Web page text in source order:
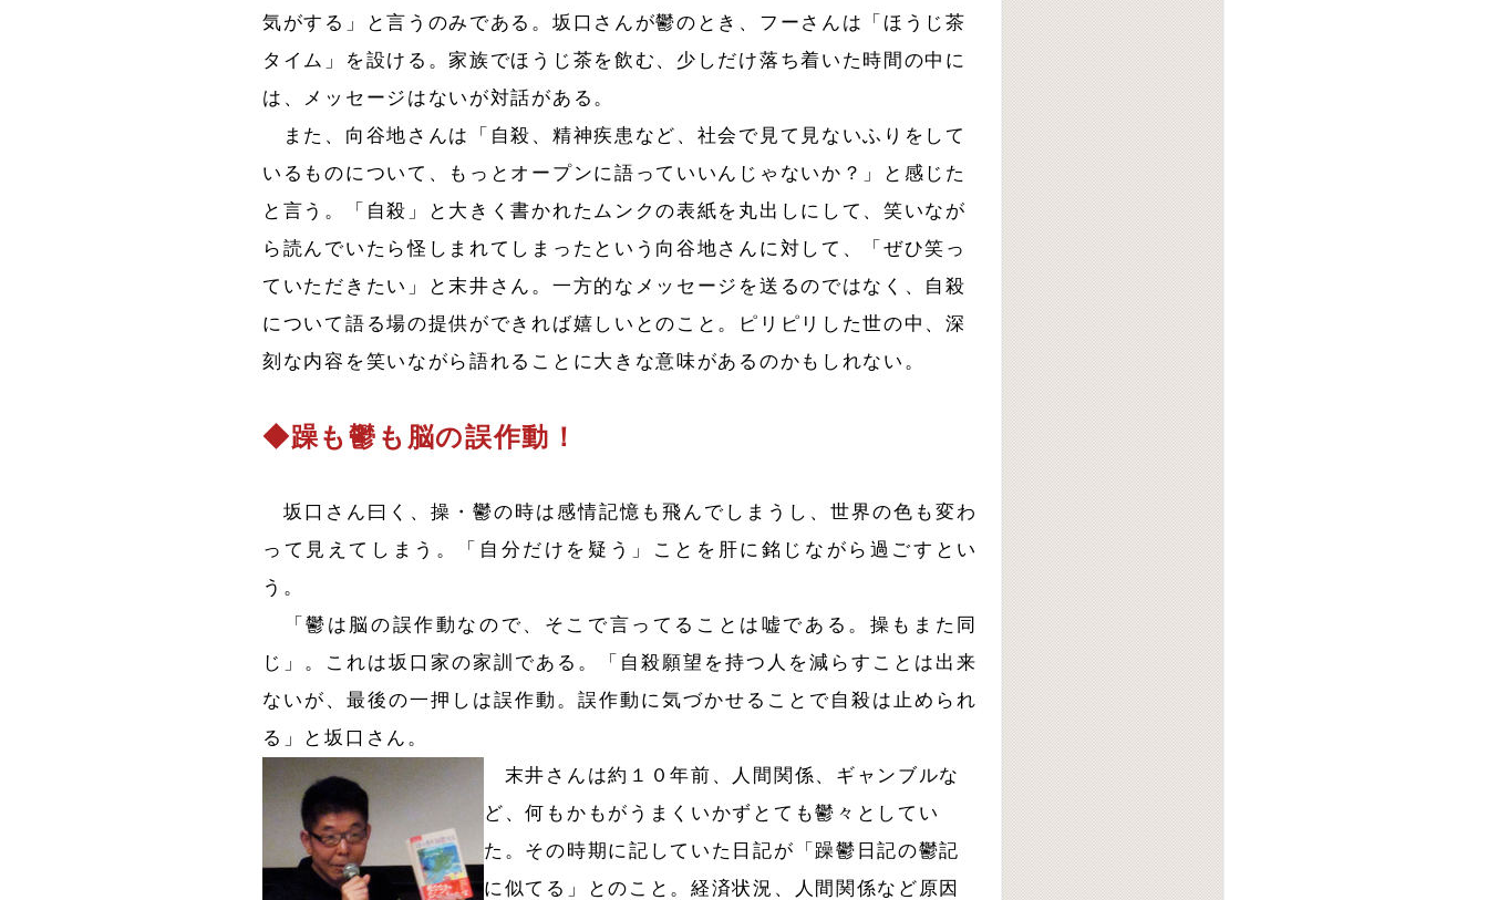
気がする」と言うのみである。坂口さんが鬱のとき、フーさんは「ほうじ茶
タイム」を設ける。家族でほうじ茶を飲む、少しだけ落ち着いた時間の中に
は、メッセージはないが対話がある。
また、向谷地さんは「自殺、精神疾患など、社会で見て見ないふりをして
いるものについて、もっとオープンに語っていいんじゃないか？」と感じた
と言う。「自殺」と大きく書かれたムンクの表紙を丸出しにして、笑いなが
ら読んでいたら怪しまれてしまったという向谷地さんに対して、「ぜひ笑っ
ていただきたい」と末井さん。一方的なメッセージを送るのではなく、自殺
について語る場の提供ができれば嬉しいとのこと。ピリピリした世の中、深
刻な内容を笑いながら語れることに大きな意味があるのかもしれない。
◆躁も鬱も脳の誤作動！
坂口さん曰く、操・鬱の時は感情記憶も飛んでしまうし、世界の色も変わ
って見えてしまう。「自分だけを疑う」ことを肝に銘じながら過ごすとい
う。
「鬱は脳の誤作動なので、そこで言ってることは嘘である。操もまた同
じ」。これは坂口家の家訓である。「自殺願望を持つ人を減らすことは出来
ないが、最後の一押しは誤作動。誤作動に気づかせることで自殺は止められ
る」と坂口さん。
末井さんは約１０年前、人間関係、ギャンブルな
ど、何もかもがうまくいかずとても鬱々としてい
た。その時期に記していた日記が「躁鬱日記の鬱記
に似てる」とのこと。経済状況、人間関係など原因